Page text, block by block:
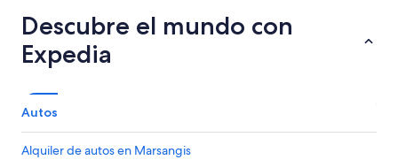
Descubre el mundo con
Expedia
Autos
Alquiler de autos en Marsangis